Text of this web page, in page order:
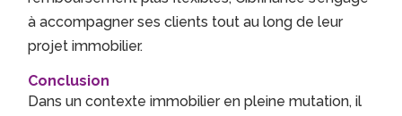
à accompagner ses clients tout au long de leur
projet immobilier.
Conclusion
Dans un contexte immobilier en pleine mutation, il